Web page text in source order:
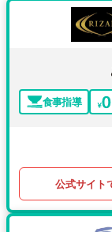
食事指導
公式サイト